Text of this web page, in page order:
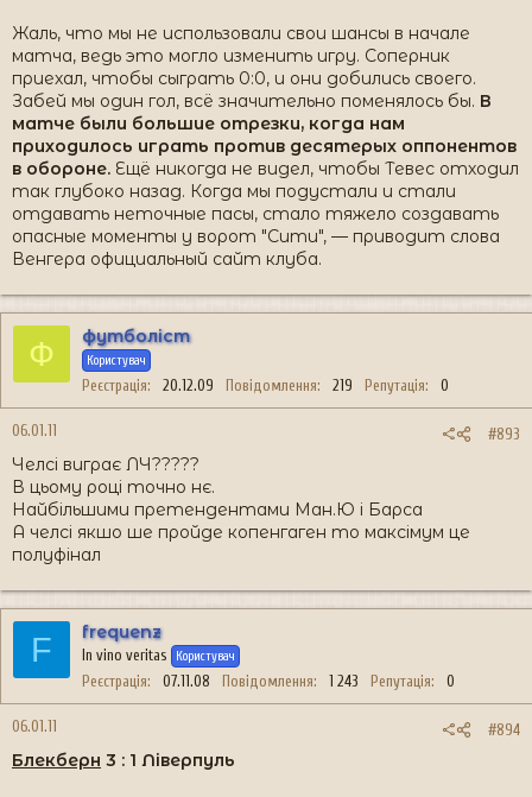
Жаль, что мы не использовали свои шансы в начале
матча, ведь это могло изменить игру. Соперник
приехал, чтобы сыграть 0:0, и они добились своего.
Забей мы один гол, всё значительно поменялось бы. В
матче были большие отрезки, когда нам
приходилось играть против десятерых оппонентов
в обороне. Ещё никогда не видел, чтобы Тевес отходил
так глубоко назад. Когда мы подустали и стали
отдавать неточные пасы, стало тяжело создавать
опасные моменты у ворот "Сити", — приводит слова
Венгера официальный сайт клуба.
Ф футболіст
Користувач
Реєстрація 20.12.09 Повідомлення 219 Репутація 0
06.01.11 #893
Челсі виграє ЛЧ?????
В цьому році точно нє.
Найбільшими претендентами Ман.Ю і Барса
А челсі якшо ше пройде копенгаген то максімум це
полуфінал
F frequenz
In vino veritas Користувач
Реєстрація 07.11.08 Повідомлення 1 243 Репутація 0
06.01.11 #894
Блекберн 3 : 1 Ліверпуль